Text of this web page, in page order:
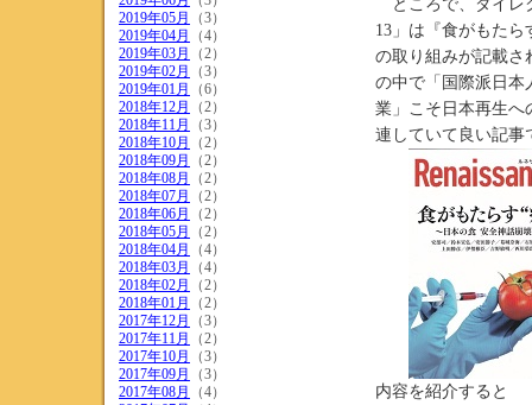
2019年05月
（3）
2019年04月
（4）
2019年03月
（2）
2019年02月
（3）
2019年01月
（6）
2018年12月
（2）
2018年11月
（3）
2018年10月
（2）
2018年09月
（2）
2018年08月
（2）
2018年07月
（2）
2018年06月
（2）
2018年05月
（2）
2018年04月
（4）
2018年03月
（4）
2018年02月
（2）
2018年01月
（2）
2017年12月
（3）
2017年11月
（2）
2017年10月
（3）
2017年09月
（3）
2017年08月
（4）
ところで、ダイレ
13」は『食がもた
の取り組みが記載さ
の中で「国際派日本
業」こそ日本再生
連していて良い記事
内容を紹介すると